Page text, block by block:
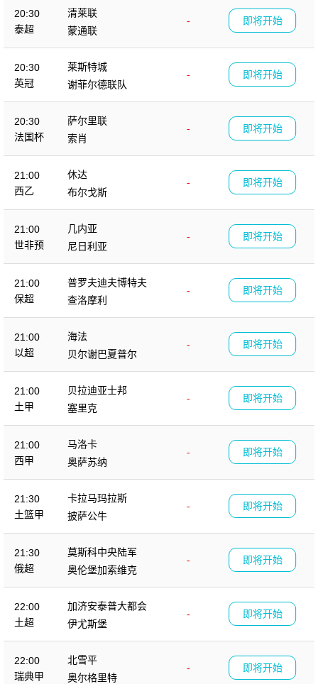
20:30
泰超
清莱联
-
蒙通联
即将开始
20:30
英冠
莱斯特城
-
谢菲尔德联队
即将开始
20:30
法国杯
萨尔里联
-
索肖
即将开始
21:00
西乙
休达
-
布尔戈斯
即将开始
21:00
世非预
几内亚
-
尼日利亚
即将开始
21:00
保超
普罗夫迪夫博特夫
-
查洛摩利
即将开始
21:00
以超
海法
-
贝尔谢巴夏普尔
即将开始
21:00
土甲
贝拉迪亚士邦
-
塞里克
即将开始
21:00
西甲
马洛卡
-
奥萨苏纳
即将开始
21:30
土篮甲
卡拉马玛拉斯
-
披萨公牛
即将开始
21:30
俄超
莫斯科中央陆军
-
奥伦堡加索维克
即将开始
22:00
土超
加济安泰普大都会
-
伊尤斯堡
即将开始
22:00
瑞典甲
北雪平
-
奥尔格里特
即将开始